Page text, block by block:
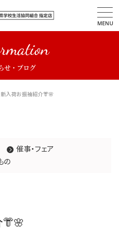
MENU
せ・ブログ
新入荷お振袖紹介👘🌸
催事・フェア
の